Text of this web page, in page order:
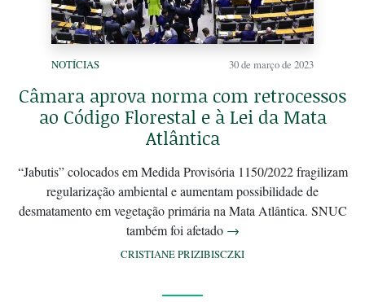
NOTÍCIAS 30 de março de 2023
Câmara aprova norma com retrocessos
ao Código Florestal e à Lei da Mata
Atlântica
“Jabutis” colocados em Medida Provisória 1150/2022 fragilizam
regularização ambiental e aumentam possibilidade de
desmatamento em vegetação primária na Mata Atlântica. SNUC
também foi afetado →
CRISTIANE PRIZIBISCZKI